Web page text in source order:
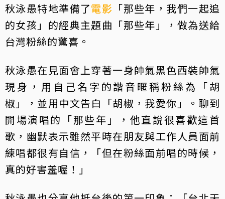
秋泳愚特地準備了電影 「那些年，我們一起追
的女孩」的經典主題曲「那些年」，做為送給
台灣粉絲的驚喜。
秋泳愚在見面會上穿著一身帥氣黑色西裝帥氣
現身，用自己名字的諧音暱稱粉絲為「胡
椒」，並用中文告白「胡椒，我愛你」。聊到
開場演唱的「那些年」，他直說很喜歡這首
歌，幽默表示雖然平時在朋友與工作人員面前
練唱都很有自信，「但在粉絲面前唱的時候，
真的好害羞喔！」